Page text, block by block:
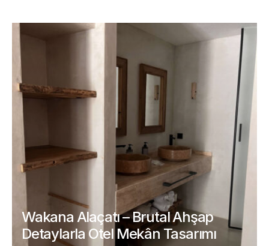
Wakana Alaçatı – Brutal Ahşap
Detaylarla Otel Mekân Tasarımı